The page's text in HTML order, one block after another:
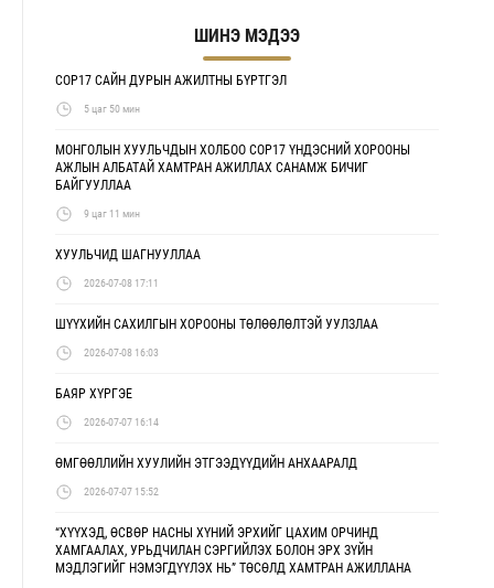
ШИНЭ МЭДЭЭ
COP17 САЙН ДУРЫН АЖИЛТНЫ БҮРТГЭЛ
5 цаг 50 мин
МОНГОЛЫН ХУУЛЬЧДЫН ХОЛБОО COP17 ҮНДЭСНИЙ ХОРООНЫ
АЖЛЫН АЛБАТАЙ ХАМТРАН АЖИЛЛАХ САНАМЖ БИЧИГ
БАЙГУУЛЛАА
9 цаг 11 мин
ХУУЛЬЧИД ШАГНУУЛЛАА
2026-07-08 17:11
ШҮҮХИЙН САХИЛГЫН ХОРООНЫ ТӨЛӨӨЛӨЛТЭЙ УУЛЗЛАА
2026-07-08 16:03
БАЯР ХҮРГЭЕ
2026-07-07 16:14
ӨМГӨӨЛЛИЙН ХУУЛИЙН ЭТГЭЭДҮҮДИЙН АНХААРАЛД
2026-07-07 15:52
“ХҮҮХЭД, ӨСВӨР НАСНЫ ХҮНИЙ ЭРХИЙГ ЦАХИМ ОРЧИНД
ХАМГААЛАХ, УРЬДЧИЛАН СЭРГИЙЛЭХ БОЛОН ЭРХ ЗҮЙН
МЭДЛЭГИЙГ НЭМЭГДҮҮЛЭХ НЬ” ТӨСӨЛД ХАМТРАН АЖИЛЛАНА